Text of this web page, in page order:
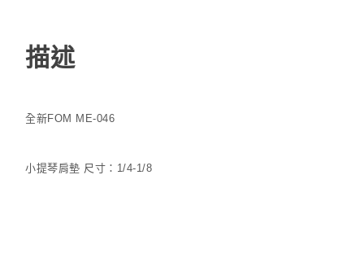
描述
全新FOM ME-046
小提琴肩墊 尺寸：1/4-1/8